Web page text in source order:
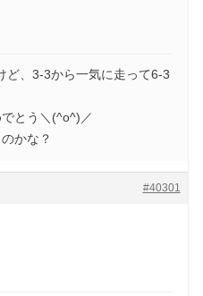
ど、3-3から一気に走って6-3
とう＼(^o^)／
かな？
#40301